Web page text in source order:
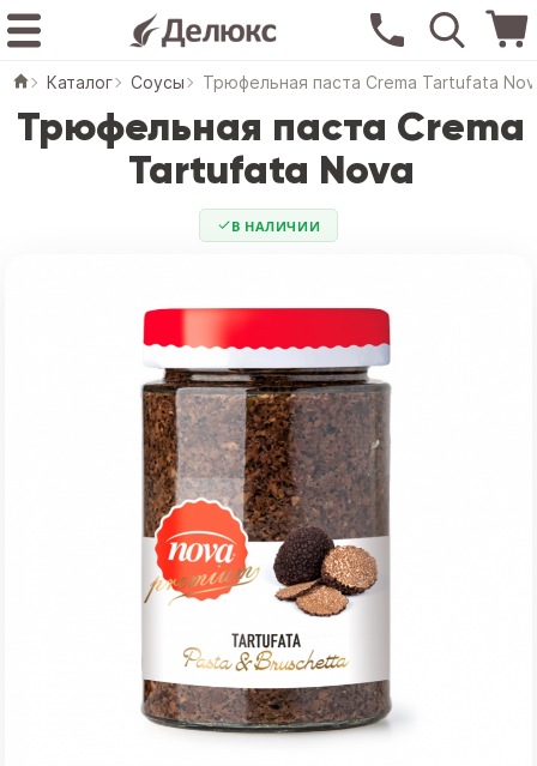
Каталог Соусы Трюфельная паста Crema Tartufata
Трюфельная паста Crema
Tartufata Nova
В НАЛИЧИИ